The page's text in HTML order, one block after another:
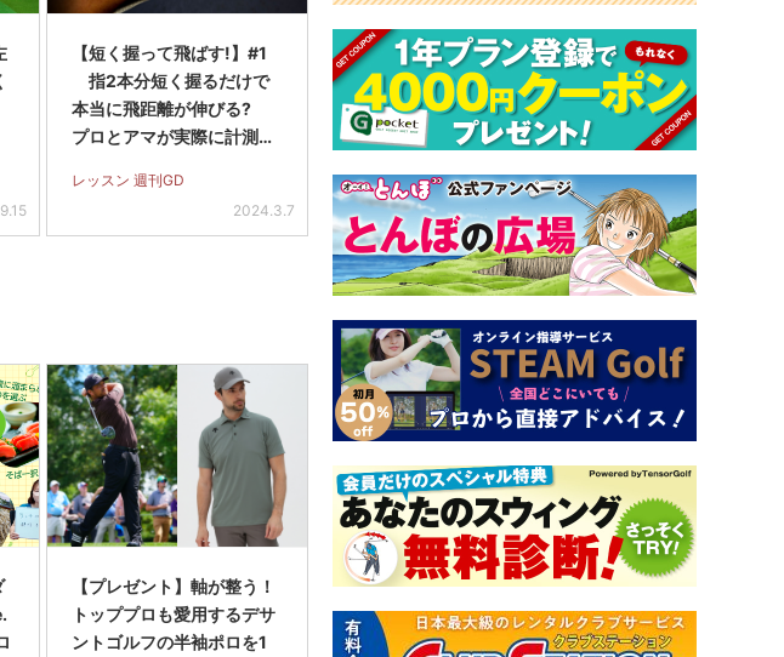
【短く握って飛ばす!】#1
指2本分短く握るだけで
本当に飛距離が伸びる?
プロとアマが実際に計測し
レッスン 週刊GD
2024.3.7
【プレゼント】軸が整う！
トッププロも愛用するデサ
ントゴルフの半袖ポロを1